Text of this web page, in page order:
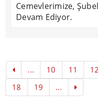
Cemevlerimize,
Devam Ediyor.
... 10 11 12
18
19 ...